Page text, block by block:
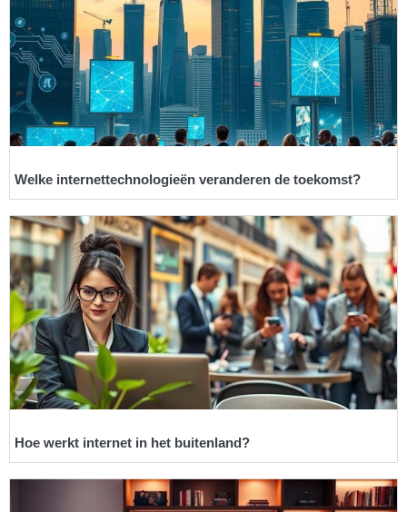
Welke internettechnologieën veranderen de toekomst?
Hoe werkt internet in het buitenland?